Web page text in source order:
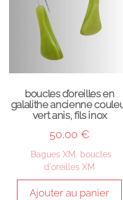
boucles d’oreilles en
galalithe ancienne
vert anis, fils inox
50,00 €
Bagues XM
boucles
d'oreilles XM
Ajouter au panier